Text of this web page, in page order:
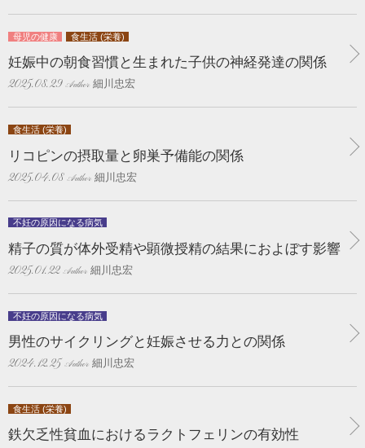
母児の健康 食生活 (栄養)
妊娠中の朝食習慣と生まれた子供の神経発達の関係
2025.08.29 細川忠宏
食生活 (栄養)
リコピンの摂取量と卵巣予備能の関係
2025.04.08 細川忠宏
不妊の原因になる病気
精子の質が体外受精や顕微授精の結果におよぼす影響
2025.01.22 細川忠宏
不妊の原因になる病気
男性のサイクリングと妊娠させる力との関係
2024.12.25 細川忠宏
食生活 (栄養)
鉄欠乏性貧血におけるラクトフェリンの有効性